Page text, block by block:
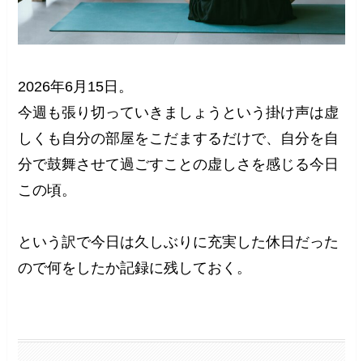
2026年6月15日。
今週も張り切っていきましょうという掛け声は虚
しくも自分の部屋をこだまするだけで、自分を自
分で鼓舞させて過ごすことの虚しさを感じる今日
この頃。
という訳で今日は久しぶりに充実した休日だった
ので何をしたか記録に残しておく。